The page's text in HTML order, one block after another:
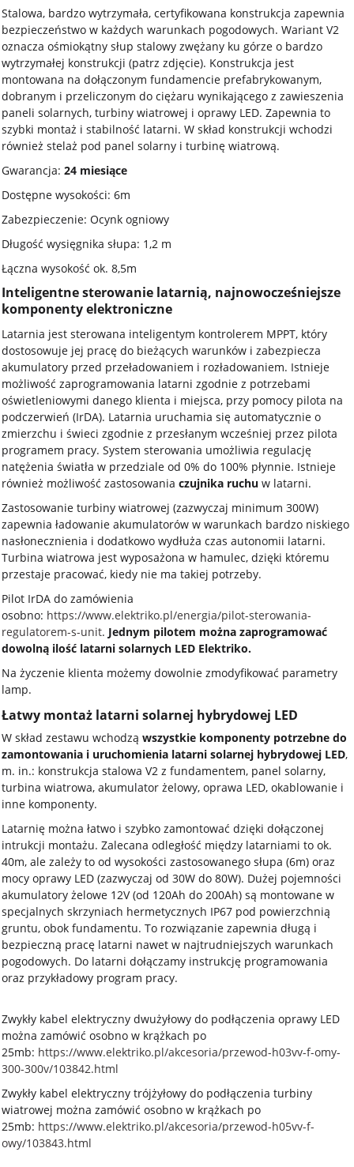
Stalowa, bardzo wytrzymała, certyfikowana konstrukcja zapewnia
bezpieczeństwo w każdych warunkach pogodowych. Wariant V2
oznacza ośmiokątny słup stalowy zwężany ku górze o bardzo
wytrzymałej konstrukcji (patrz zdjęcie). Konstrukcja jest
montowana na dołączonym fundamencie prefabrykowanym,
dobranym i przeliczonym do ciężaru wynikającego z zawieszenia
paneli solarnych, turbiny wiatrowej i oprawy LED. Zapewnia to
szybki montaż i stabilność latarni. W skład konstrukcji wchodzi
również stelaż pod panel solarny i turbinę wiatrową.
Gwarancja:24 miesiące
Dostępne wysokości: 6m
Zabezpieczenie: Ocynk ogniowy
Długość wysięgnika słupa: 1,2 m
Łączna wysokość ok. 8,5m
Inteligentne sterowanie latarnią, najnowocześniejsze
komponenty elektroniczne
Latarnia jest sterowana inteligentym kontrolerem MPPT, który
dostosowuje jej pracę do bieżących warunków i zabezpiecza
akumulatory przed przeładowaniem i rozładowaniem. Istnieje
możliwość zaprogramowania latarni zgodnie z potrzebami
oświetleniowymi danego klienta i miejsca, przy pomocy pilota na
podczerwień (IrDA). Latarnia uruchamia się automatycznie o
zmierzchu i świeci zgodnie z przesłanym wcześniej przez pilota
programem pracy. System sterowania umożliwia regulację
natężenia światła w przedziale od 0% do 100% płynnie. Istnieje
również możliwość zastosowaniaczujnika ruchuw latarni.
Zastosowanie turbiny wiatrowej (zazwyczaj minimum 300W)
zapewnia ładowanie akumulatorów w warunkach bardzo niskiego
nasłonecznienia i dodatkowo wydłuża czas autonomii latarni.
Turbina wiatrowa jest wyposażona w hamulec, dzięki któremu
przestaje pracować, kiedy nie ma takiej potrzeby.
Pilot IrDA do zamówienia
osobno: https://www.elektriko.pl/energia/pilot-sterowania-
regulatorem-s-unit. Jednym pilotem można zaprogramować
dowolną ilość latarni solarnych LED Elektriko.
Na życzenie klienta możemy dowolnie zmodyfikować parametry
lamp.
Łatwy montaż latarni solarnej hybrydowej LED
W skład zestawu wchodząwszystkie komponenty potrzebne do
zamontowania i uruchomienia latarni solarnej hybrydowej LED,
m. in.: konstrukcja stalowa V2 z fundamentem, panel solarny,
turbina wiatrowa, akumulator żelowy, oprawa LED, okablowanie i
inne komponenty.
Latarnię można łatwo i szybko zamontować dzięki dołączonej
intrukcji montażu. Zalecana odległość między latarniami to ok.
40m, ale zależy to od wysokości zastosowanego słupa (6m) oraz
mocy oprawy LED (zazwyczaj od 30W do 80W). Dużej pojemności
akumulatory żelowe 12V (od 120Ah do 200Ah) są montowane w
specjalnych skrzyniach hermetycznych IP67 pod powierzchnią
gruntu, obok fundamentu. To rozwiązanie zapewnia długą i
bezpieczną pracę latarni nawet w najtrudniejszych warunkach
pogodowych. Do latarni dołączamy instrukcję programowania
oraz przykładowy program pracy.
Zwykły kabel elektryczny dwużyłowy do podłączenia oprawy LED
można zamówić osobno w krążkach po
25mb: https://www.elektriko.pl/akcesoria/przewod-h03vv-f-omy-
300-300v/103842.html
Zwykły kabel elektryczny trójżyłowy do podłączenia turbiny
wiatrowej można zamówić osobno w krążkach po
25mb: https://www.elektriko.pl/akcesoria/przewod-h05vv-f-
owy/103843.html